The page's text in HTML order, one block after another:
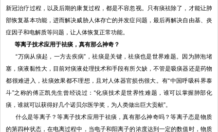
新冠治疗过程，以及后期的康复过程，都是不容忽视。只有痰祛除了，才能让肺
部恢复基本功能，进而解决威胁人体存亡的并发症问题，最后再解决自由基、炎
症因子和电解质等问题，让人体恢复正常功能。
等离子技术应用于祛痰，真有那么神奇？
“万病从痰起，一方去疾病”，祛痰是关键，祛痰也是世界难题。因为肺泡堵
塞，痰液黏性大，目前对痰液处理技术和手段有所欠缺，不管是吸痰器还是药物
都很难进入，祛痰效果都不理想，且对人体器官损伤很大。有“中国呼吸科界泰
斗”之称的傅正凯先生曾经说过：“化痰技术是世界性难题，谁可以掌握肺部化
痰，谁就可以获得好几个诺贝尔医学奖，为人类做出巨大贡献”。
什么是等离子？等离子技术应用于祛痰，真有那么神奇吗？等离子态是物质
的第四种状态，在电离过程中，当电子和阳离子的浓度达到一定的数值时，物质